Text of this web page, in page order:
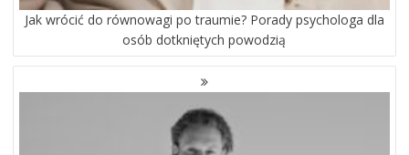
Jak wrócić do równowagi po traumie? Porady psychologa dla
osób dotkniętych powodzią